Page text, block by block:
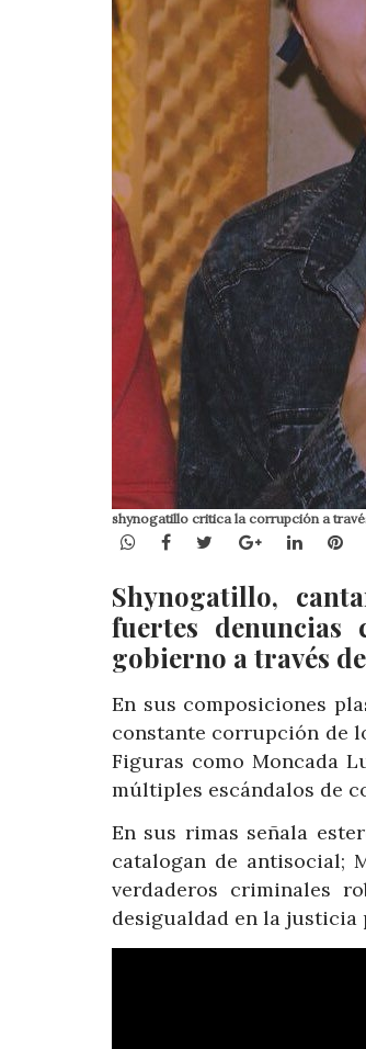
shynogatillo critica la corrupción a
WhatsApp
Facebook
TwitterGoogle+LinkedIn
Shynogatillo,
fuertes
gobierno a través
En sus composiciones
constante corrupción de
Figuras como Moncada
múltiples escándalos de
En sus rimas señala
catalogan de antisocial;
verdaderos criminales
desigualdad en la justicia